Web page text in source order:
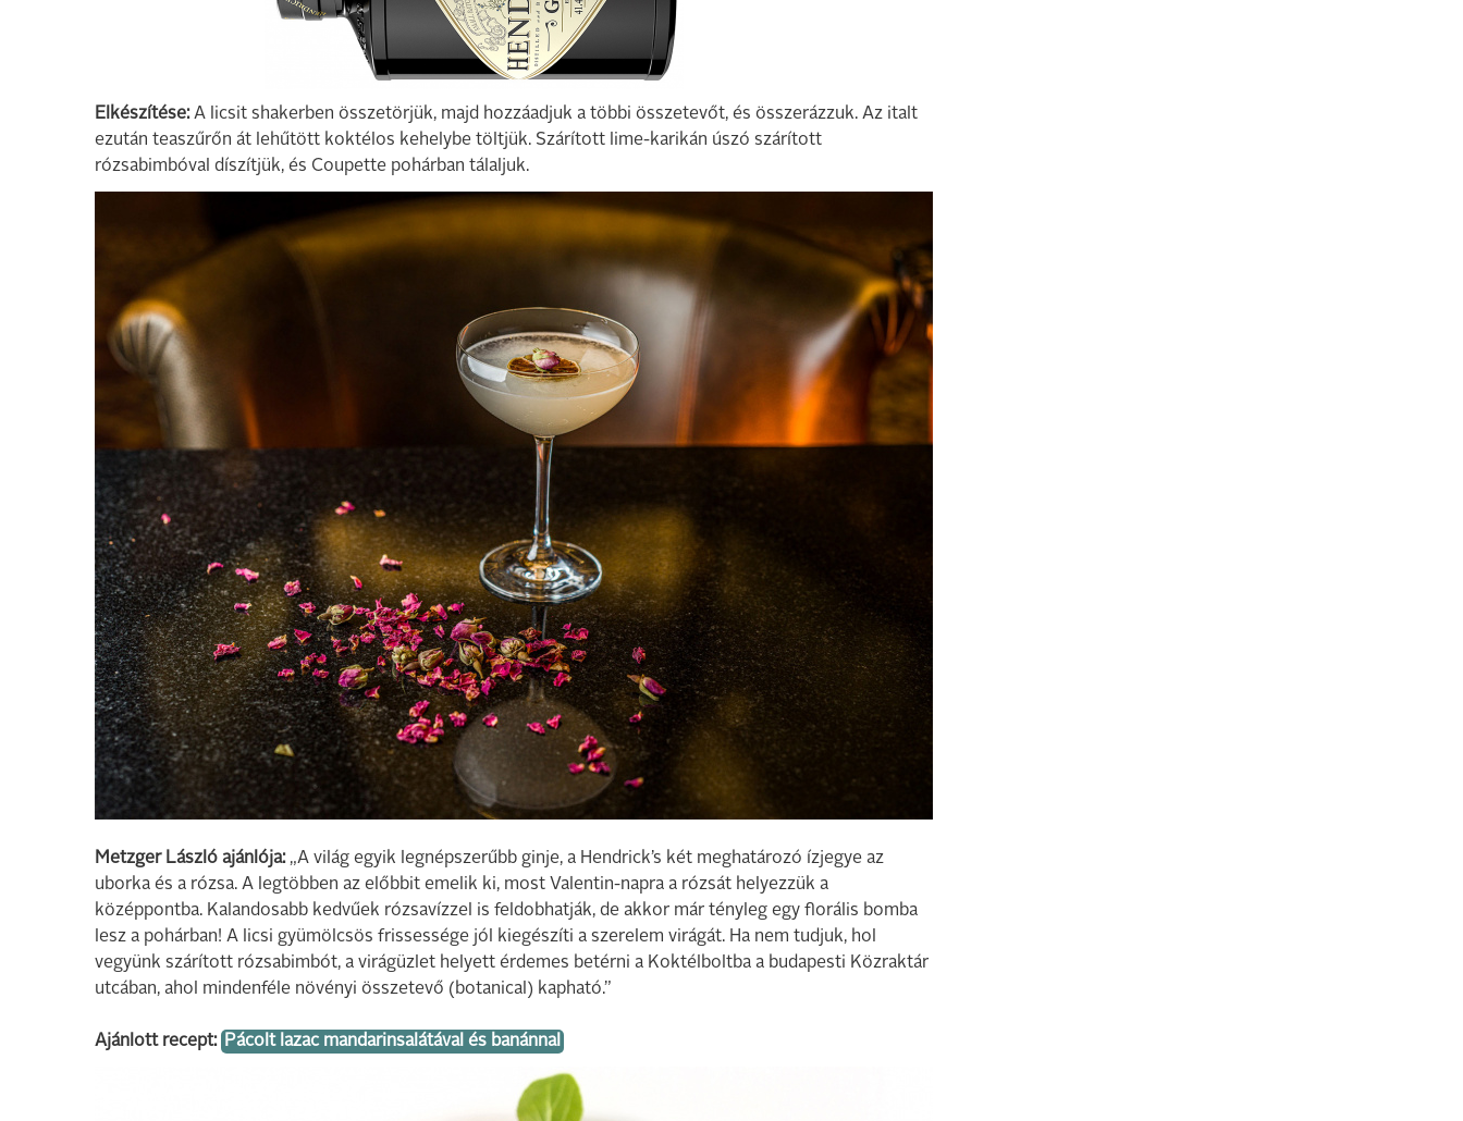
Elkészítése:A licsit shakerben összetörjük, majd hozzáadjuk a többi összetevőt, és összerázzuk. Az italt
ezután teaszűrőn át lehűtött koktélos kehelybe töltjük. Szárított lime-karikán úszó szárított
rózsabimbóval díszítjük, és Coupette pohárban tálaljuk.
Metzger László ajánlója:„A világ egyik legnépszerűbb ginje, a Hendrick’s két meghatározó ízjegye az
uborka és a rózsa. A legtöbben az előbbit emelik ki, most Valentin-napra a rózsát helyezzük a
középpontba. Kalandosabb kedvűek rózsavízzel is feldobhatják, de akkor már tényleg egy florális bomba
lesz a pohárban! A licsi gyümölcsös frissessége jól kiegészíti a szerelem virágát. Ha nem tudjuk, hol
vegyünk szárított rózsabimbót, a virágüzlet helyett érdemes betérni a Koktélboltba a budapesti Közraktár
utcában, ahol mindenféle növényi összetevő (botanical) kapható.”
Ajánlott recept: Pácolt lazac mandarinsalátával és banánnal